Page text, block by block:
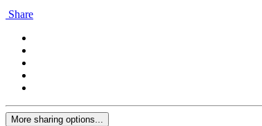
Share
More sharing options...